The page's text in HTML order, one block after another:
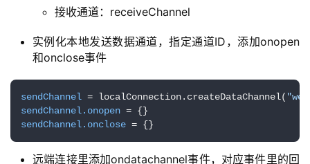
I
产
品
接收通道：receiveChannel
实例化本地发送数据通道，指定通道ID，添加onopen
和onclose事件
sendChannel = localConnection.createDataChannel(
sendChannel.onopen
sendChannel.onclose = {}
远端连接里添加ondatachannel事件，对应事件里的回